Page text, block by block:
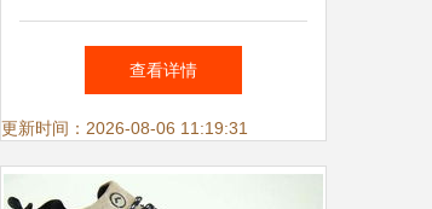
服系列
查看详情
更新时间：2026-08-06 11:19:31